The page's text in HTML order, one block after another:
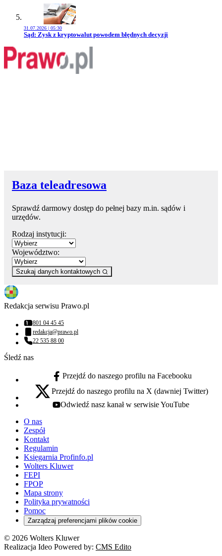
31.07.2026 | 05:30
Przejdź do artykułu:
Sąd: Zysk z kryptowalut powodem błędnych decyzji
Baza teleadresowa
Sprawdź darmowy dostęp do pełnej bazy m.in. sądów i
urzędów.
Rodzaj instytucji:
Województwo:
Szukaj danych kontaktowych
Redakcja serwisu Prawo.pl
Numer telefonu:
801 04 45 45
Adres email:
redakcja@prawo.pl
Numer telefonu:
22 535 88 00
Śledź nas
facebook - otwiera się w nowej karcie
Przejdź do naszego profilu na Facebooku
x - otwiera się w nowej karcie
Przejdź do naszego profilu na X (dawniej Twitter)
youtube - otwiera się w nowej karcie
Odwiedź nasz kanał w serwisie YouTube
O nas
Zespół
Kontakt
Regulamin
Księgarnia Profinfo.pl
Wolters Kluwer
FEPI
FPOP
Mapa strony
Polityka prywatności
Pomoc
Zarządzaj preferencjami plików cookie
© 2026 Wolters Kluwer
Realizacja Ideo Powered by: CMS Edito